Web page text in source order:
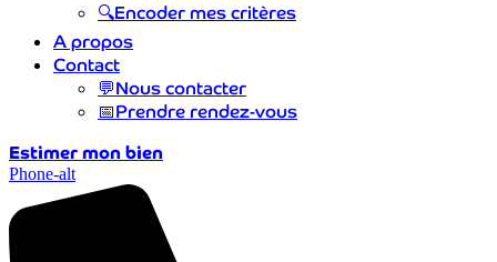
🔍Encoder mes critères
A propos
Contact
💬Nous contacter
📅Prendre rendez-vous
Estimer mon bien
Phone-alt